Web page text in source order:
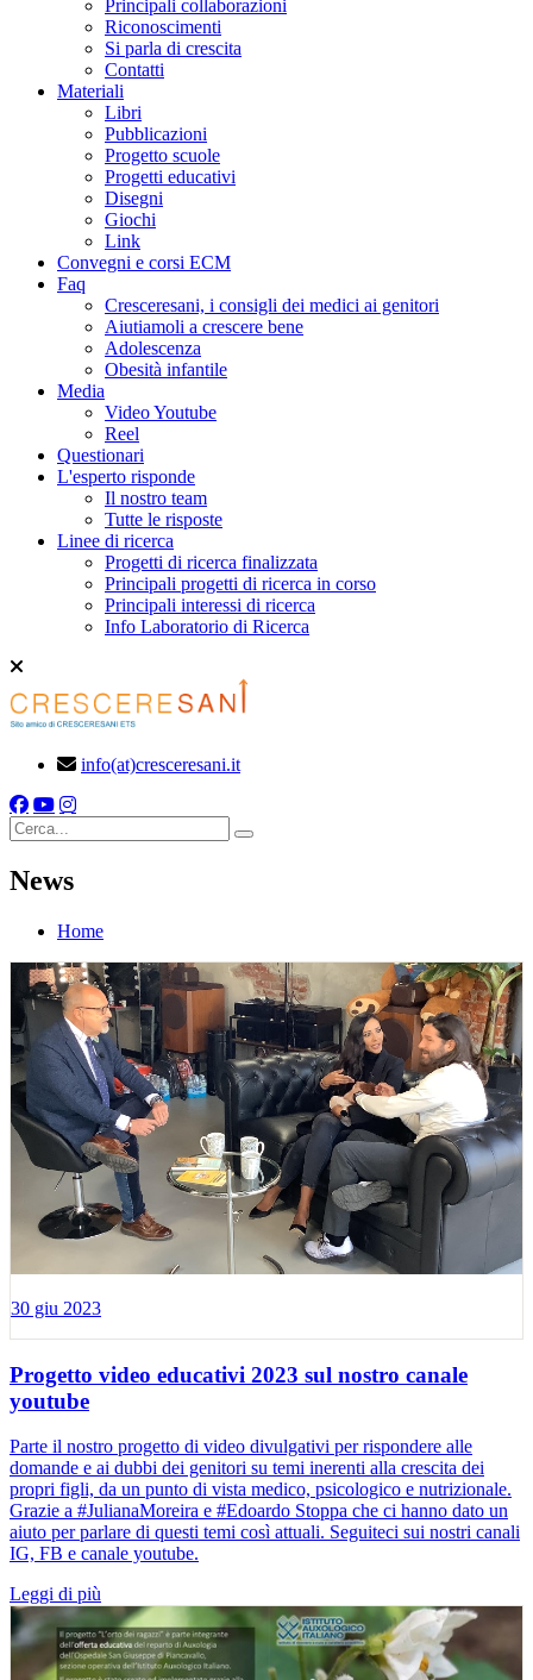
Principali collaborazioni
Riconoscimenti
Si parla di crescita
Contatti
Materiali
Libri
Pubblicazioni
Progetto scuole
Progetti educativi
Disegni
Giochi
Link
Convegni e corsi ECM
Faq
Cresceresani, i consigli dei medici ai genitori
Aiutiamoli a crescere bene
Adolescenza
Obesità infantile
Media
Video Youtube
Reel
Questionari
L'esperto risponde
Il nostro team
Tutte le risposte
Linee di ricerca
Progetti di ricerca finalizzata
Principali progetti di ricerca in corso
Principali interessi di ricerca
Info Laboratorio di Ricerca
info(at)cresceresani.it
Cerca
News
Home
30 giu 2023
Progetto video educativi 2023 sul nostro canale
youtube
Parte il nostro progetto di video divulgativi per rispondere alle
domande e ai dubbi dei genitori su temi inerenti alla crescita dei
propri figli, da un punto di vista medico, psicologico e nutrizionale.
Grazie a #JulianaMoreira e #Edoardo Stoppa che ci hanno dato un
aiuto per parlare di questi temi così attuali. Seguiteci sui nostri canali
IG, FB e canale youtube.
Leggi di più